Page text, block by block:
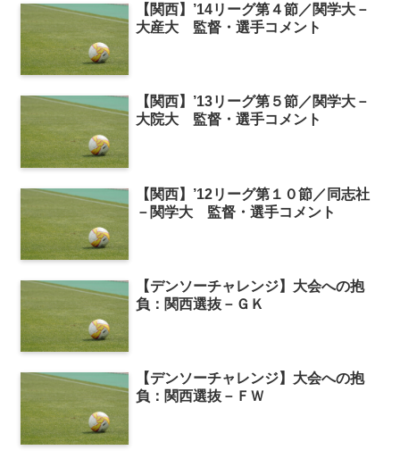
【関西】’14リーグ第４節／関学大－
大産大 監督・選手コメント
【関西】’13リーグ第５節／関学大－
大院大 監督・選手コメント
【関西】’12リーグ第１０節／同志社
－関学大 監督・選手コメント
【デンソーチャレンジ】大会への抱
負：関西選抜－ＧＫ
【デンソーチャレンジ】大会への抱
負：関西選抜－ＦＷ